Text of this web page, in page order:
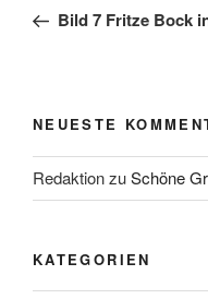
BeitragBild 7 Fritze Bock
NEUESTE
RedaktionzuSchöne
KATEGORIEN